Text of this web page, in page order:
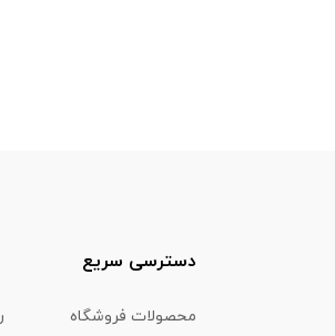
دسترسی سریع
محصولات فروشگاه